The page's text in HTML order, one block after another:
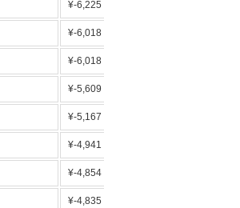
¥-6,225
¥-6,018
¥-6,018
¥-5,609
¥-5,167
¥-4,941
¥-4,854
¥-4,835